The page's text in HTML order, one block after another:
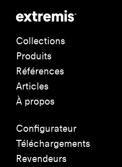
Collections
Produits
Références
Articles
À propos
Configurateur
Téléchargements
Revendeurs